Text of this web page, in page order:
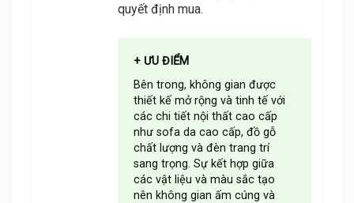
quyết định mua.
+ ƯU ĐIỂM
Bên trong, không gian được
thiết kế mở rộng và tinh tế với
các chi tiết nội thất cao cấp
như sofa da cao cấp, đồ gỗ
chất lượng và đèn trang trí
sang trọng. Sự kết hợp giữa
các vật liệu và màu sắc tạo
nên không gian ấm cúng và